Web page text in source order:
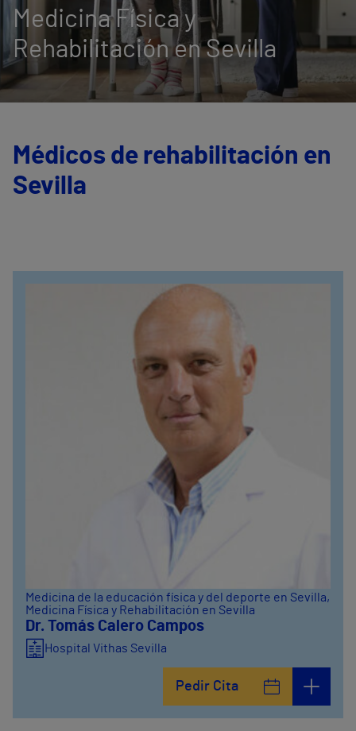
Medicina Física y
Rehabilitación en Sevilla
Médicos de rehabilitación en
Sevilla
Medicina de la educación física y del deporte en Sevilla,
Medicina Física y Rehabilitación en Sevilla
Dr. Tomás Calero Campos
Hospital Vithas Sevilla
Pedir Cita